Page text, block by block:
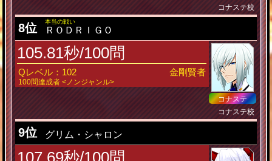
コナステ校
8位 本当の戦い
ＲＯＤＲＩＧＯ
105.81秒/100問
Qレベル：102 金剛賢者
100問達成者 <ノンジャンル>
コナステ
コナステ校
9位 グリム・シャロン